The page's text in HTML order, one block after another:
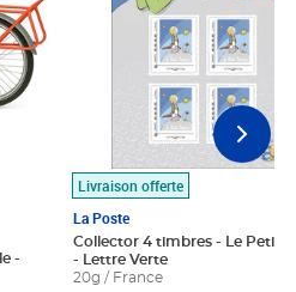
Livraison offerte
La Poste
Collector 4 timbres - Le Petit
- Lettre Verte
20g / France